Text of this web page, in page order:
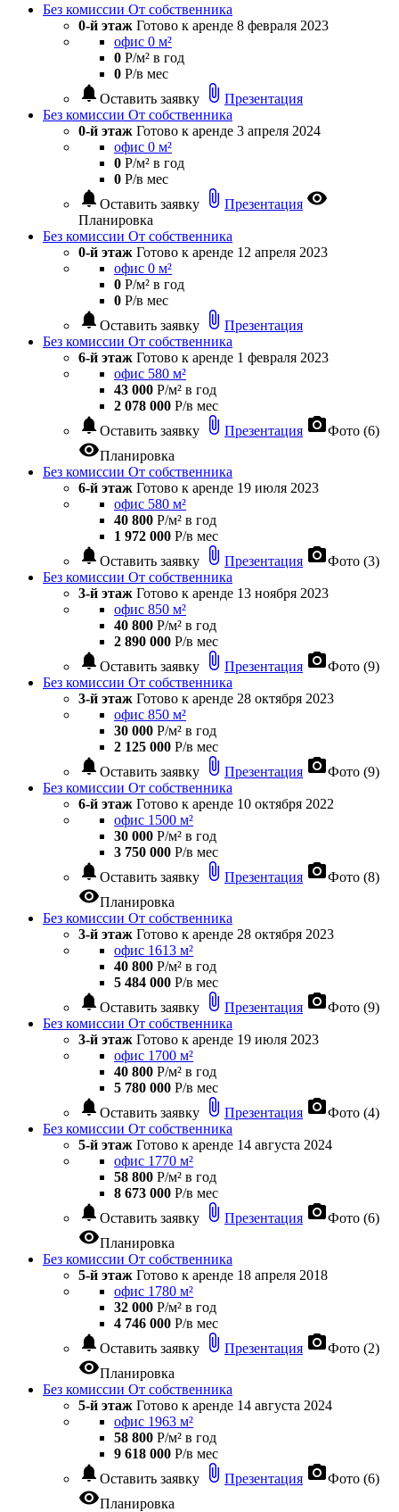
Без комиссии От собственника
0-й этаж Готово к аренде 8 февраля 2023
офис 0 м²
0 Р/м² в год
0 Р/в мес
notifications Оставить заявку attach_file Презентация
Без комиссии От собственника
0-й этаж Готово к аренде 3 апреля 2024
офис 0 м²
0 Р/м² в год
0 Р/в мес
notifications Оставить заявку attach_file Презентация visibility
Планировка
Без комиссии От собственника
0-й этаж Готово к аренде 12 апреля 2023
офис 0 м²
0 Р/м² в год
0 Р/в мес
notifications Оставить заявку attach_file Презентация
Без комиссии От собственника
6-й этаж Готово к аренде 1 февраля 2023
офис 580 м²
43 000 Р/м² в год
2 078 000 Р/в мес
notifications Оставить заявку attach_file Презентация photo_cameraФото (6)
visibilityПланировка
Без комиссии От собственника
6-й этаж Готово к аренде 19 июля 2023
офис 580 м²
40 800 Р/м² в год
1 972 000 Р/в мес
notifications Оставить заявку attach_file Презентация photo_cameraФото (3)
Без комиссии От собственника
3-й этаж Готово к аренде 13 ноября 2023
офис 850 м²
40 800 Р/м² в год
2 890 000 Р/в мес
notifications Оставить заявку attach_file Презентация photo_cameraФото (9)
Без комиссии От собственника
3-й этаж Готово к аренде 28 октября 2023
офис 850 м²
30 000 Р/м² в год
2 125 000 Р/в мес
notifications Оставить заявку attach_file Презентация photo_cameraФото (9)
Без комиссии От собственника
6-й этаж Готово к аренде 10 октября 2022
офис 1500 м²
30 000 Р/м² в год
3 750 000 Р/в мес
notifications Оставить заявку attach_file Презентация photo_cameraФото (8)
visibilityПланировка
Без комиссии От собственника
3-й этаж Готово к аренде 28 октября 2023
офис 1613 м²
40 800 Р/м² в год
5 484 000 Р/в мес
notifications Оставить заявку attach_file Презентация photo_cameraФото (9)
Без комиссии От собственника
3-й этаж Готово к аренде 19 июля 2023
офис 1700 м²
40 800 Р/м² в год
5 780 000 Р/в мес
notifications Оставить заявку attach_file Презентация photo_cameraФото (4)
Без комиссии От собственника
5-й этаж Готово к аренде 14 августа 2024
офис 1770 м²
58 800 Р/м² в год
8 673 000 Р/в мес
notifications Оставить заявку attach_file Презентация photo_cameraФото (6)
visibilityПланировка
Без комиссии От собственника
5-й этаж Готово к аренде 18 апреля 2018
офис 1780 м²
32 000 Р/м² в год
4 746 000 Р/в мес
notifications Оставить заявку attach_file Презентация photo_cameraФото (2)
visibilityПланировка
Без комиссии От собственника
5-й этаж Готово к аренде 14 августа 2024
офис 1963 м²
58 800 Р/м² в год
9 618 000 Р/в мес
notifications Оставить заявку attach_file Презентация photo_cameraФото (6)
visibilityПланировка